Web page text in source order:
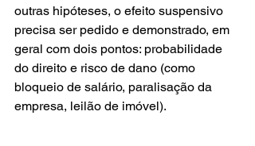
outras hipóteses, o efeito suspensivo
precisa ser pedido e demonstrado, em
geral com dois pontos: probabilidade
do direito e risco de dano (como
bloqueio de salário, paralisação da
empresa, leilão de imóvel).